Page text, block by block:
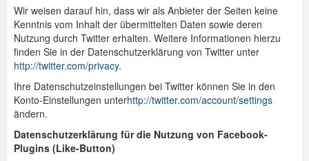
Wir weisen darauf hin, dass wir als Anbieter der Seiten keine
Kenntnis vom Inhalt der übermittelten Daten sowie deren
Nutzung durch Twitter erhalten. Weitere Informationen hierzu
finden Sie in der Datenschutzerklärung von Twitter unter
http://twitter.com/privacy.
Ihre Datenschutzeinstellungen bei Twitter können Sie in den
Konto-Einstellungen unterhttp://twitter.com/account/settings
ändern.
Datenschutzerklärung für die Nutzung von Facebook-
Plugins (Like-Button)